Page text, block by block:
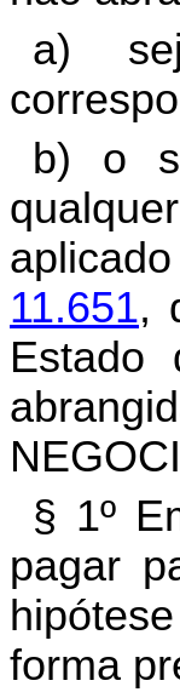
a)
b) o
11.651,
§ 1º
pagar
forma